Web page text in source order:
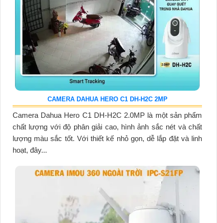
CAMERA DAHUA HERO C1 DH-H2C 2MP
Camera Dahua Hero C1 DH-H2C 2.0MP là một sản phẩm
chất lượng với độ phân giải cao, hình ảnh sắc nét và chất
lượng màu sắc tốt. Với thiết kế nhỏ gọn, dễ lắp đặt và linh
hoạt, đây...